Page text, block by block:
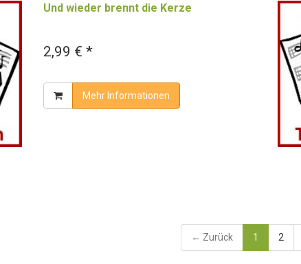
Und wieder brennt die Kerze
2,99 € *
Mehr Informationen
← Zurück 1 2